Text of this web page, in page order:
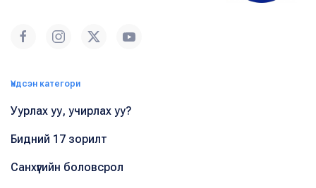
Үндсэн категори
Уурлах уу, учирлах уу?
Бидний 17 зорилт
Санхүүгийн боловсрол